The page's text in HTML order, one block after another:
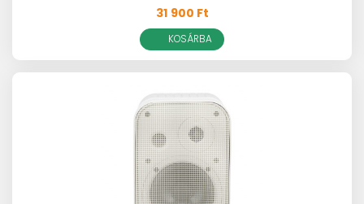
31 900 Ft
KOSÁRBA